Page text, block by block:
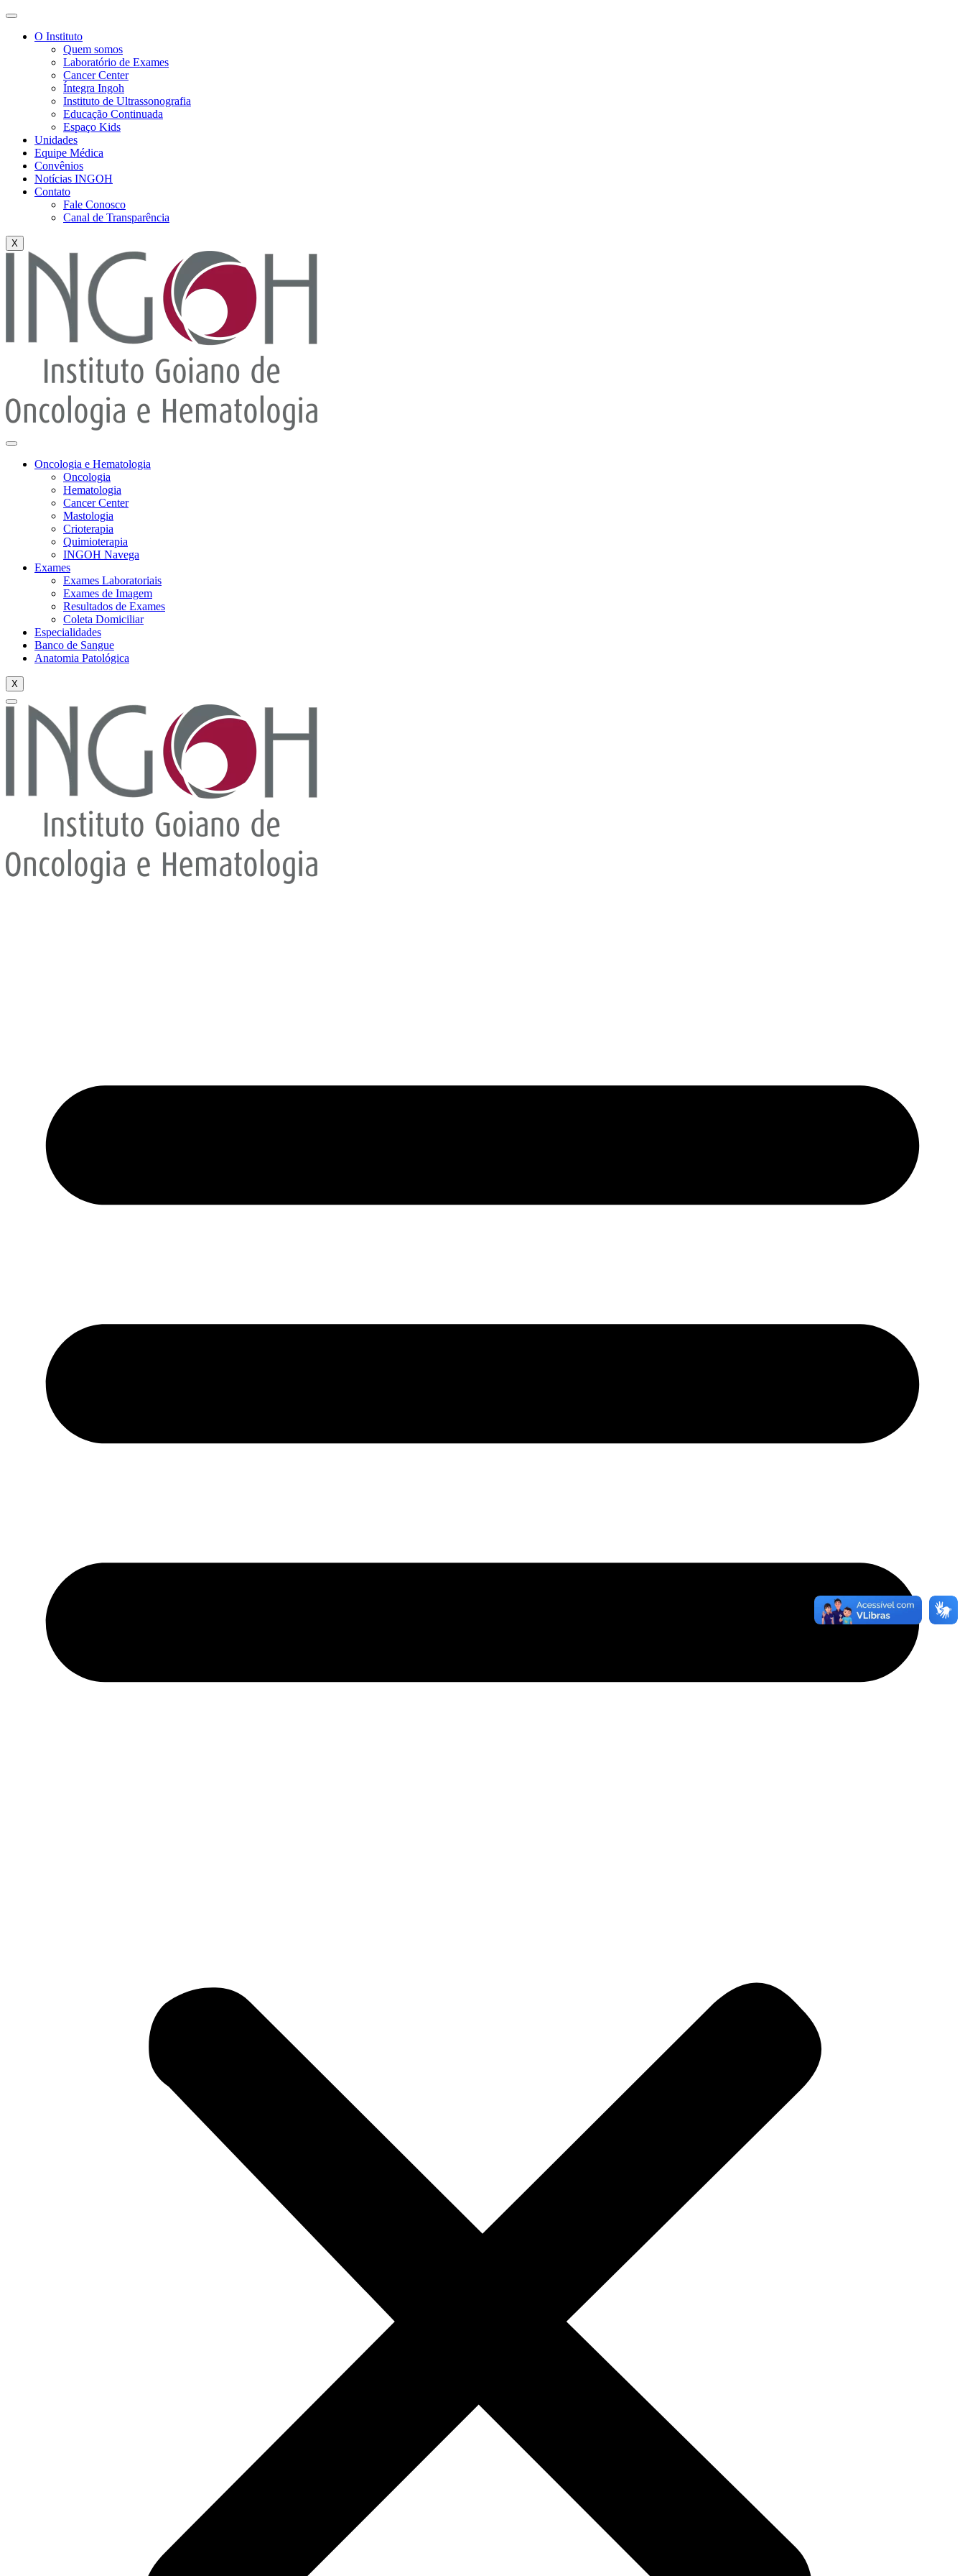
O Instituto
Quem somos
Laboratório de Exames
Cancer Center
Íntegra Ingoh
Instituto de Ultrassonografia
Educação Continuada
Espaço Kids
Unidades
Equipe Médica
Convênios
Notícias INGOH
Contato
Fale Conosco
Canal de Transparência
X
Oncologia e Hematologia
Oncologia
Hematologia
Cancer Center
Mastologia
Crioterapia
Quimioterapia
INGOH Navega
Exames
Exames Laboratoriais
Exames de Imagem
Resultados de Exames
Coleta Domiciliar
Especialidades
Banco de Sangue
Anatomia Patológica
X